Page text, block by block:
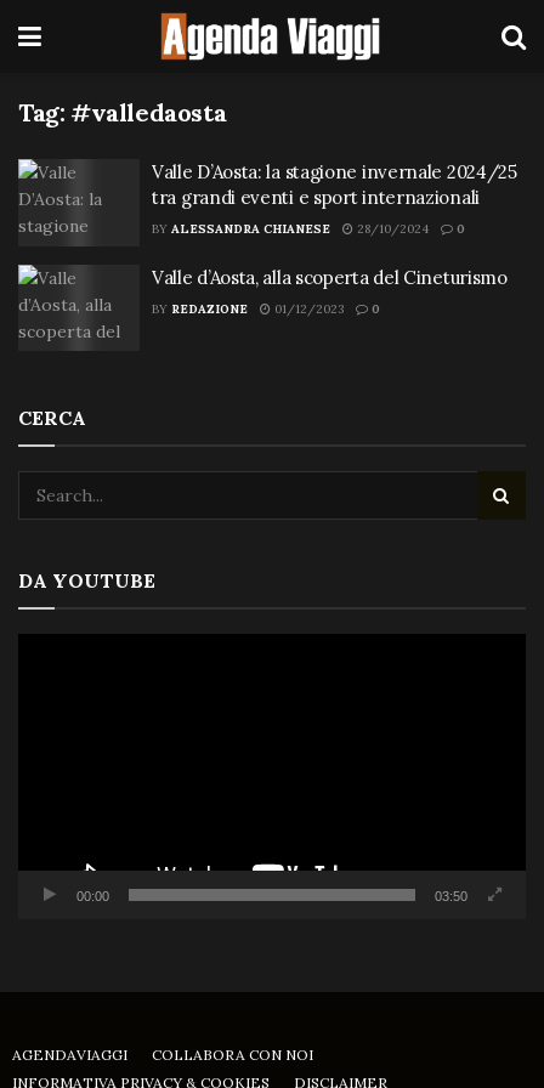
Tag: #valledaosta
Valle D’Aosta: la stagione invernale 2024/25
tra grandi eventi e sport internazionali
BY ALESSANDRA CHIANESE 28/10/2024 0
Valle d’Aosta, alla scoperta del Cineturismo
BY REDAZIONE 01/12/2023 0
CERCA
DA YOUTUBE
00:00 03:50
AGENDAVIAGGI
COLLABORA CON NOI
INFORMATIVA PRIVACY & COOKIES
DISCLAIMER